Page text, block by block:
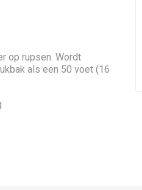
op rupsen. Wordt
als een 50 voet (16